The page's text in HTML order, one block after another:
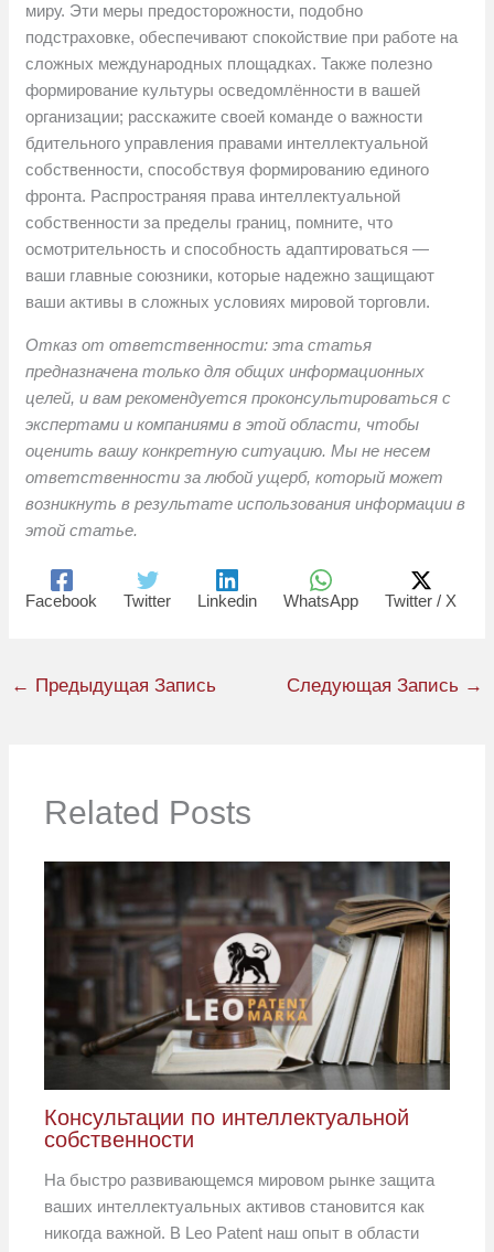
миру. Эти меры предосторожности, подобно
подстраховке, обеспечивают спокойствие при работе на
сложных международных площадках. Также полезно
формирование культуры осведомлённости в вашей
организации; расскажите своей команде о важности
бдительного управления правами интеллектуальной
собственности, способствуя формированию единого
фронта. Распространяя права интеллектуальной
собственности за пределы границ, помните, что
осмотрительность и способность адаптироваться —
ваши главные союзники, которые надежно защищают
ваши активы в сложных условиях мировой торговли.
Отказ от ответственности: эта статья
предназначена только для общих информационных
целей, и вам рекомендуется проконсультироваться с
экспертами и компаниями в этой области, чтобы
оценить вашу конкретную ситуацию. Мы не несем
ответственности за любой ущерб, который может
возникнуть в результате использования информации в
этой статье.
Facebook Twitter Linkedin WhatsApp Twitter / X
← Предыдущая Запись Следующая Запись →
Related Posts
Консультации по интеллектуальной
собственности
На быстро развивающемся мировом рынке защита
ваших интеллектуальных активов становится как
никогда важной. В Leo Patent наш опыт в области